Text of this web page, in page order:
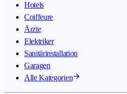
Hotels
Coiffeure
Ärzte
Elektriker
Sanitärinstallation
Garagen
Alle Kategorien